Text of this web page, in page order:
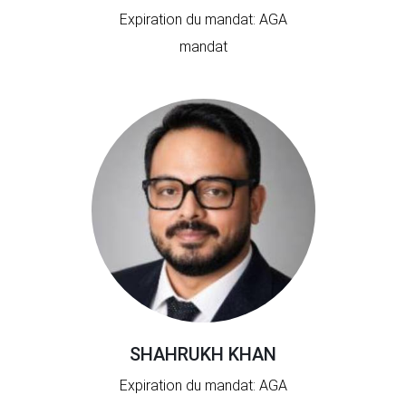
Expiration du mandat: AGA
mandat
SHAHRUKH KHAN
Expiration du mandat: AGA